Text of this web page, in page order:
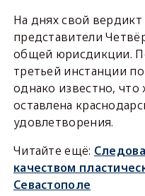
На днях свой
представители
общей юрисдикции.
третьей инстанции
однако известно, что
оставлена
удовлетворения.
Читайте ещё:
качеством
Севастополе